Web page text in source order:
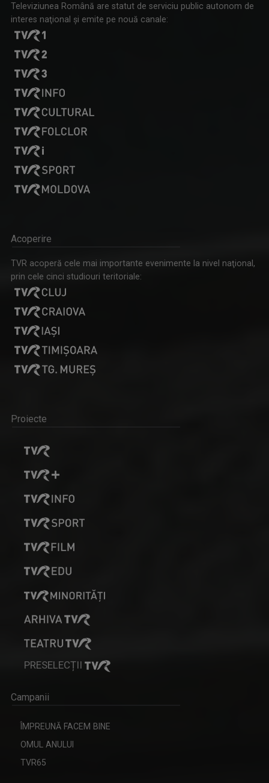
Televiziunea Română are statut de serviciu public autonom de
interes naţional şi emite pe nouă canale:
Acoperire
TVR acoperă cele mai importante evenimente la nivel naţional,
prin cele cinci studiouri teritoriale:
Proiecte
PRESELECȚII
Campanii
ÎMPREUNĂ FACEM BINE
OMUL ANULUI
TVR65